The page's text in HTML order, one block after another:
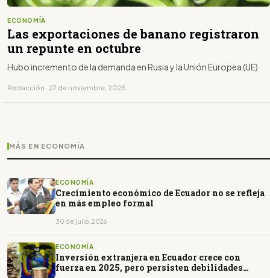
ECONOMÍA
Las exportaciones de banano registraron
un repunte en octubre
Hubo incremento de la demanda en Rusia y la Unión Europea (UE)
Redacción · 27 de noviembre, 2025
MÁS EN ECONOMÍA
ECONOMÍA
Crecimiento económico de Ecuador no se refleja
en más empleo formal
30 de julio, 2026
ECONOMÍA
Inversión extranjera en Ecuador crece con
fuerza en 2025, pero persisten debilidades